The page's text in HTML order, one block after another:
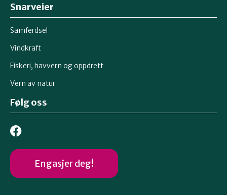
Snarveier
Samferdsel
Vindkraft
Fiskeri, havvern og oppdrett
Vern av natur
Følg oss
Engasjer deg!